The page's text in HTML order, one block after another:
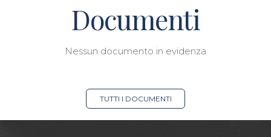
Documenti
Nessun documento in evidenza
TUTTI I DOCUMENTI